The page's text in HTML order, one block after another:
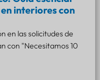
interiores con
en las solicitudes de
con "Necesitamos 10